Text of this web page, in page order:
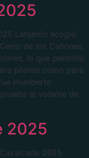
Lanjarón acogió
de los Cañones,
lo que permitió
pilotos como para
Humberto
al volante de
2025
2025